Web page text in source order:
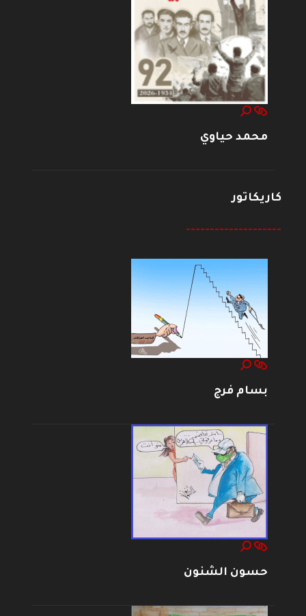
محمد حياوي
كاريكاتور
--------------------
بسام فرج
حسون الشنون